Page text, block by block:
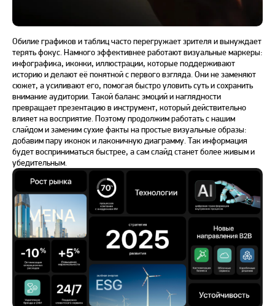
Обилие графиков и таблиц часто перегружает зрителя и вынуждает
терять фокус. Намного эффективнее работают визуальные маркеры:
инфографика, иконки, иллюстрации, которые поддерживают
историю и делают её понятной с первого взгляда. Они не заменяют
сюжет, а усиливают его, помогая быстро уловить суть и сохранить
внимание аудитории. Такой баланс эмоций и наглядности
превращает презентацию в инструмент, который действительно
влияет на восприятие. Поэтому продолжим работать с нашим
слайдом и заменим сухие факты на простые визуальные образы:
добавим пару иконок и лаконичную диаграмму. Так информация
будет восприниматься быстрее, а сам слайд станет более живым и
убедительным.